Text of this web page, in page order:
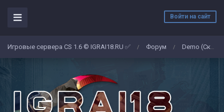
Войти на сайт
Игровые сервера CS 1.6 © IGRAI18.RU ✅ / Форум / Demo (Скриншоты)